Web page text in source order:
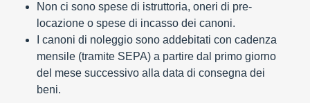
Non ci sono spese di istruttoria, oneri di pre-
locazione o spese di incasso dei canoni.
I canoni di noleggio sono addebitati con cadenza
mensile (tramite SEPA) a partire dal primo giorno
del mese successivo alla data di consegna dei
beni.